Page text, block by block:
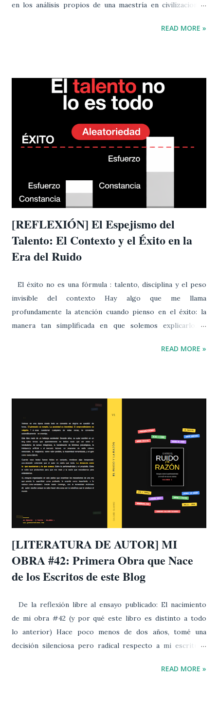
en los análisis propios de una maestría en civilizaciones,
los tartesos , los babilonios o las culturas
signifique algo . No importa la lengua, el continente, el
nivel tecnológico ni la estructura política. El ser humano,
universo sin dirección. La lectura secular convencional ha
llamado a esto " deducción primitiva ": el impulso
precientífico de atribuir causas intencionales a fenómenos
proyectar voluntad sobre un cosmos indiferente. Según
esta lectura, se trataría de un residuo cognitivo que la
ilustración, la cienci...
READ MORE »
[REFLEXIÓN] El Espejismo del
Talento: El Contexto y el Éxito en la
Era del Ruido
El éxito no es una fórmula : talento, disciplina y el peso
invisible del contexto Hay algo que me llama
profundamente la atención cuando pienso en el éxito: la
manera tan simplificada en que solemos explicarlo. A
que la sociedad nos ha impuesto casi como un mandato
existe un denominador común en nuestra comprensión
del mismo: todos aspiramos a alcanzar la plenitud en
nuestras respectivas áreas. Cada profesión, cada entorno
y cada estructura organizacional redefine lo que
considera realización, pero aunque cambie la forma, hay
un consenso implícito: el éxito implica algún tipo de
reconocimiento o ascenso dentro de un sistema
determinado. Y ahí es donde el análisis se vuelve más
complejo. Vivimos bajo una narrativa cómoda y repetida
hasta el cansancio: si tienes ta...
READ MORE »
[LITERATURA DE AUTOR] MI
OBRA #42: Primera Obra que Nace
de los Escritos de este Blog
De la reflexión libre al ensayo publicado: El nacimiento
de mi obra #42 (y por qué este libro es distinto a todo
lo anterior) Hace poco menos de dos años, tomé una
decisión silenciosa pero radical respecto a mi escritura.
intelectual había respondido a exigencias externas:
READ MORE »